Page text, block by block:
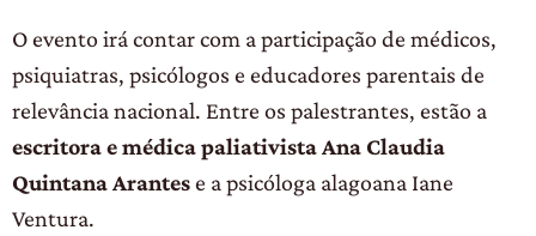
O evento irá contar com a participação de médicos,
psiquiatras, psicólogos e educadores parentais de
relevância nacional. Entre os palestrantes, estão a
escritora e médica paliativista Ana Claudia
Quintana Arantese a psicóloga alagoana Iane
Ventura.